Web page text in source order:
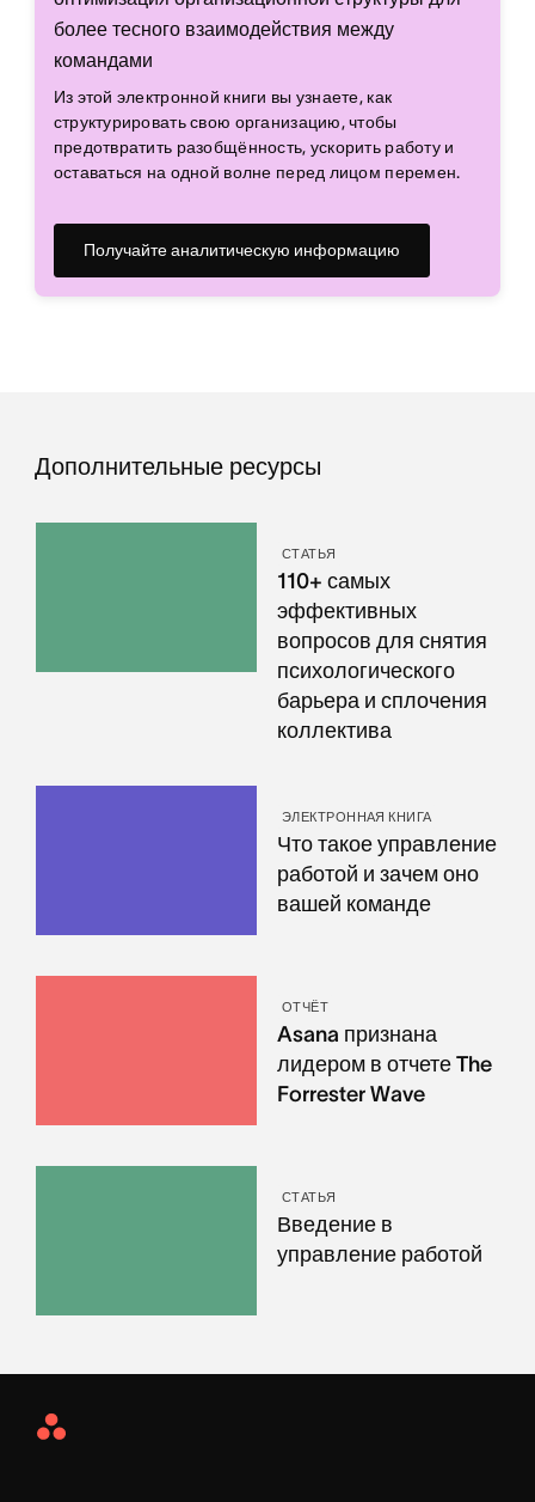
более тесного взаимодействия между
командами
Из этой электронной книги вы узнаете, как
структурировать свою организацию, чтобы
предотвратить разобщённость, ускорить работу и
оставаться на одной волне перед лицом перемен.
Получайте аналитическую информацию
Дополнительные ресурсы
СТАТЬЯ
110+ самых
эффективных
вопросов для снятия
психологического
барьера и сплочения
коллектива
ЭЛЕКТРОННАЯ КНИГА
Что такое управление
работой и зачем оно
вашей команде
ОТЧЁТ
Asana признана
лидером в отчете The
Forrester Wave
СТАТЬЯ
Введение в
управление работой
Asana